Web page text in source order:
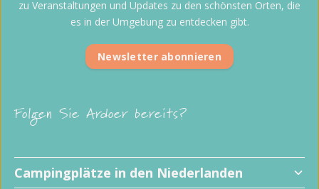
Folgen Sie Ardoer bereits?
Campingplätze in den Niederlanden
zu Veranstaltungen und Updates zu den schönsten Orten, die
es in der Umgebung zu entdecken gibt.
Newsletter abonnieren